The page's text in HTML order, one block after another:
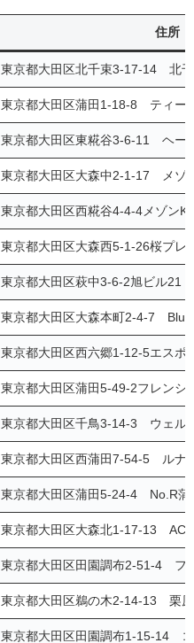
住所
東京都大田区北千束3-17-14 北
東京都大田区蒲田1-18-8 ティ
東京都大田区東糀谷3-6-11 ヘー
東京都大田区大森中2-1-17 メ
東京都大田区西糀谷4-4-4メゾン
東京都大田区大森西5-1-26桜プ
東京都大田区萩中3-6-2旭ビル21
東京都大田区大森本町2-4-7
東京都大田区西六郷1-12-5エス
東京都大田区蒲田5-49-2フレン
東京都大田区千鳥3-14-3 ウェ
東京都大田区西蒲田7-54-5 ル
東京都大田区蒲田5-24-4 No.R
東京都大田区大森北1-17-13
東京都大田区田園調布2-51-4
東京都大田区鵜の木2-14-13 栗
東京都大田区田園調布1-15-14